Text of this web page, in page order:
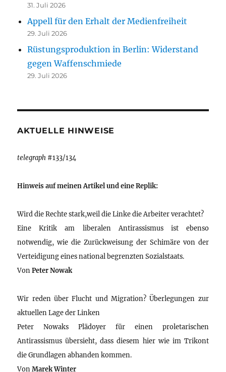
31. Juli 2026
Appell für den Erhalt der Medienfreiheit
29. Juli 2026
Rüstungsproduktion in Berlin: Widerstand
gegen Waffenschmiede
29. Juli 2026
AKTUELLE HINWEISE
telegraph #133/134
Hinweis auf meinen Artikel und eine Replik:
Wird die Rechte stark,weil die Linke die Arbeiter verachtet?
Eine Kritik am liberalen Antirassismus ist ebenso
notwendig, wie die Zurückweisung der Schimäre von der
Verteidigung eines national begrenzten Sozialstaats.
VonPeter Nowak
Wir reden über Flucht und Migration? Überlegungen zur
aktuellen Lage der Linken
Peter Nowaks Plädoyer für einen proletarischen
Antirassismus übersieht, dass diesem hier wie im Trikont
die Grundlagen abhanden kommen.
VonMarek Winter